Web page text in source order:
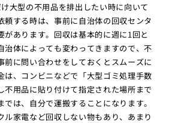
大型の不用品を排出したい時に向いて
頼する時は、事前に自治体の回収センタ
があります。回収は基本的に週に1回と
治体によっても変わってきますので、不
前に問い合わせをしておくとスムーズに
は、コンビニなどで「大型ゴミ処理手数
不用品に貼り付けて指定された場所まで
は、自分で運搬することになります。
ル家電など回収しない物もあり、あまり